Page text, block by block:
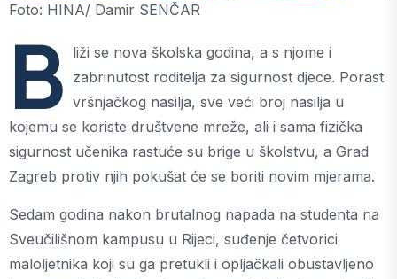
Foto: HINA/ Damir SENČAR
B liži se nova školska godina, a s njome i
zabrinutost roditelja za sigurnost djece. Porast
vršnjačkog nasilja, sve veći broj nasilja u
kojemu se koriste društvene mreže, ali i sama fizička
sigurnost učenika rastuće su brige u školstvu, a Grad
Zagreb protiv njih pokušat će se boriti novim mjerama.
Sedam godina nakon brutalnog napada na studenta na
Sveučilišnom kampusu u Rijeci, suđenje četvorici
maloljetnika koji su ga pretukli i opljačkali obustavljeno